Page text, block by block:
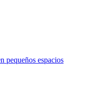
pequeños espacios